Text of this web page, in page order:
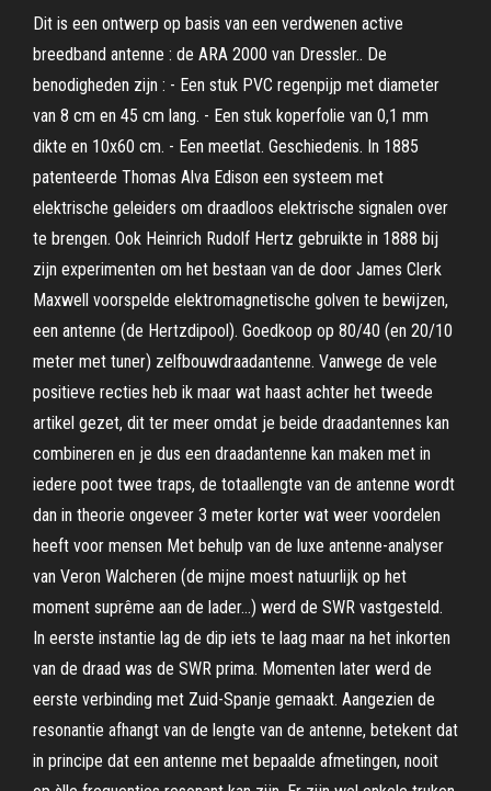
Dit is een ontwerp op basis van een verdwenen active
breedband antenne : de ARA 2000 van Dressler.. De
benodigheden zijn : - Een stuk PVC regenpijp met diameter
van 8 cm en 45 cm lang. - Een stuk koperfolie van 0,1 mm
dikte en 10x60 cm. - Een meetlat. Geschiedenis. In 1885
patenteerde Thomas Alva Edison een systeem met
elektrische geleiders om draadloos elektrische signalen over
te brengen. Ook Heinrich Rudolf Hertz gebruikte in 1888 bij
zijn experimenten om het bestaan van de door James Clerk
Maxwell voorspelde elektromagnetische golven te bewijzen,
een antenne (de Hertzdipool). Goedkoop op 80/40 (en 20/10
meter met tuner) zelfbouwdraadantenne. Vanwege de vele
positieve recties heb ik maar wat haast achter het tweede
artikel gezet, dit ter meer omdat je beide draadantennes kan
combineren en je dus een draadantenne kan maken met in
iedere poot twee traps, de totaallengte van de antenne wordt
dan in theorie ongeveer 3 meter korter wat weer voordelen
heeft voor mensen Met behulp van de luxe antenne-analyser
van Veron Walcheren (de mijne moest natuurlijk op het
moment suprême aan de lader…) werd de SWR vastgesteld.
In eerste instantie lag de dip iets te laag maar na het inkorten
van de draad was de SWR prima. Momenten later werd de
eerste verbinding met Zuid-Spanje gemaakt. Aangezien de
resonantie afhangt van de lengte van de antenne, betekent dat
in principe dat een antenne met bepaalde afmetingen, nooit